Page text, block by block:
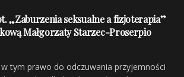
stawu kolanowego. Leczenie
Bartłomieja Kacprzaka
„Zaburzenia seksualne a fizjoterapia”
Małgorzaty Starzec-Proserpio
tym prawo do odczuwania przyjemności